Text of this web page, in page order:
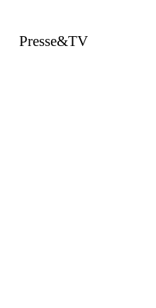
Presse&TV